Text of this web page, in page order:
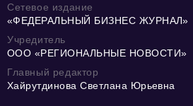
Сетевое издание
«ФЕДЕРАЛЬНЫЙ БИЗНЕС ЖУРНАЛ»
Учредитель
ООО «РЕГИОНАЛЬНЫЕ НОВОСТИ»
Главный редактор
Хайрутдинова Светлана Юрьевна